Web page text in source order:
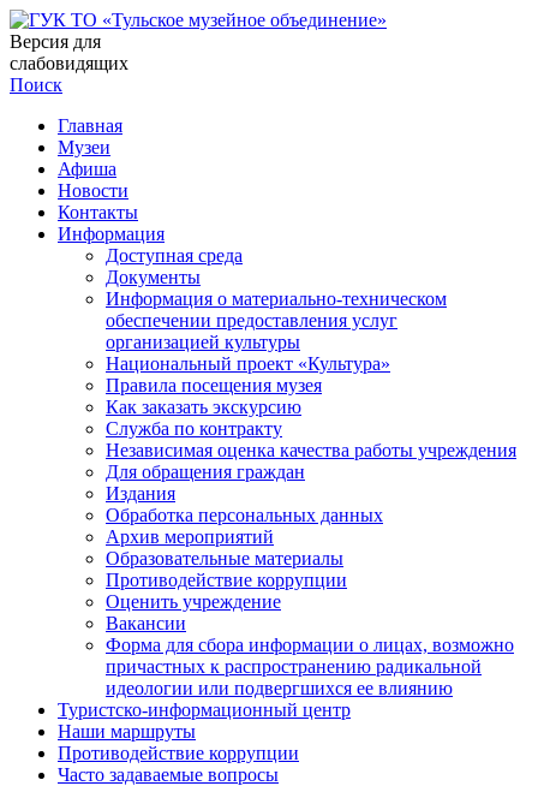
Версия для
слабовидящих
Поиск
Главная
Музеи
Афиша
Новости
Контакты
Информация
Доступная среда
Документы
Информация о материально-техническом
обеспечении предоставления услуг
организацией культуры
Национальный проект «Культура»
Правила посещения музея
Как заказать экскурсию
Служба по контракту
Независимая оценка качества работы учреждения
Для обращения граждан
Издания
Обработка персональных данных
Архив мероприятий
Образовательные материалы
Противодействие коррупции
Оценить учреждение
Вакансии
Форма для сбора информации о лицах, возможно
причастных к распространению радикальной
идеологии или подвергшихся ее влиянию
Туристско-информационный центр
Наши маршруты
Противодействие коррупции
Часто задаваемые вопросы